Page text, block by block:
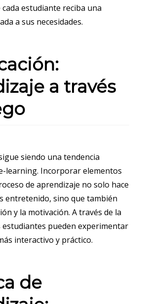
estudiante reciba una
a sus necesidades.
a través
siendo una tendencia
learning. Incorporar elementos
de aprendizaje no solo hace
entretenido, sino que también
y la motivación. A través de la
estudiantes pueden experimentar
interactivo y práctico.
de